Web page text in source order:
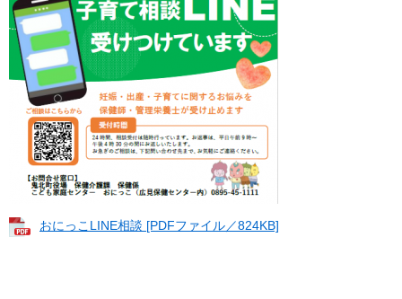
おにっこLINE相談 [PDFファイル／824KB]